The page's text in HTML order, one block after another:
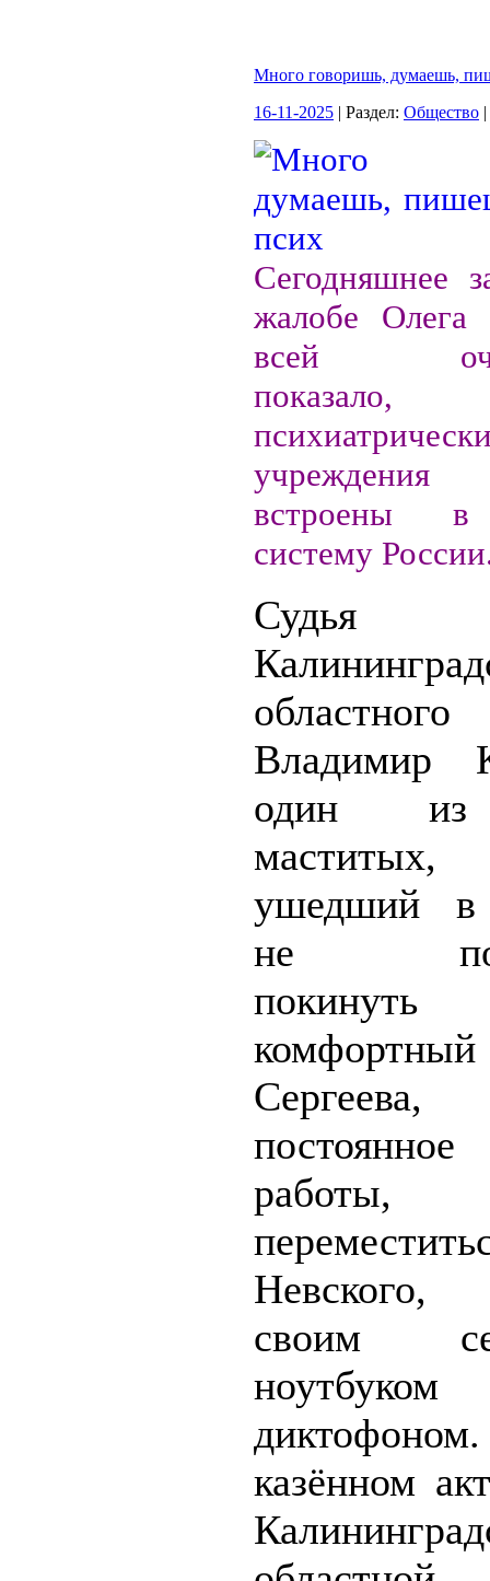
Много говоришь, думаешь,
16-11-2025 | Раздел: Общество
Сегодняшнее
жалобе Олега
всей
встроены в
систему
Судья
Владимир
один
ушедший в
не
комфортный
своим
казённом